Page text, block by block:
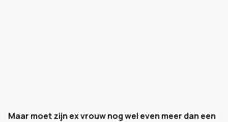
Maar moet zijn ex vrouw nog wel even meer dan een